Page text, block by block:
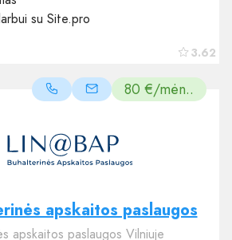
3.62
su Site.pro
80 €/mėn..
apskaitos paslaugos
apskaitos paslaugos Vilniuje